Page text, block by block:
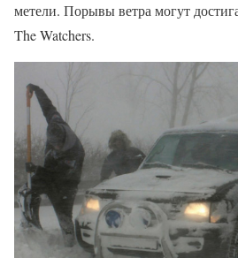
метели. Порывы ветра могут
The Watchers.